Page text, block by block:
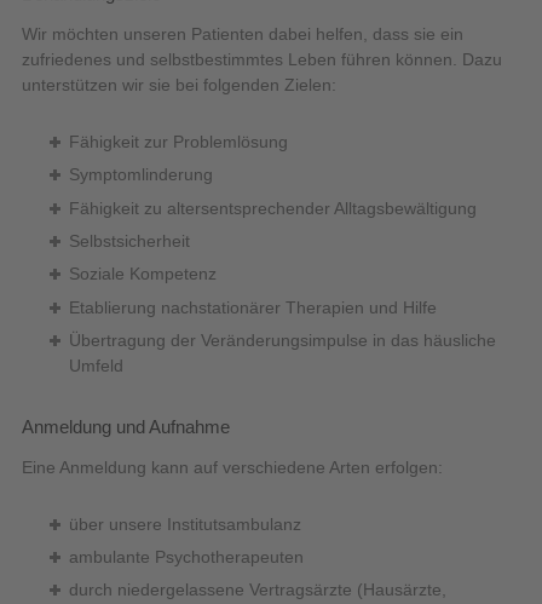
Wir möchten unseren Patienten dabei helfen, dass sie ein
zufriedenes und selbstbestimmtes Leben führen können. Dazu
unterstützen wir sie bei folgenden Zielen:
Fähigkeit zur Problemlösung
Symptomlinderung
Fähigkeit zu altersentsprechender Alltagsbewältigung
Selbstsicherheit
Soziale Kompetenz
Etablierung nachstationärer Therapien und Hilfe
Übertragung der Veränderungsimpulse in das häusliche
Umfeld
Anmeldung und Aufnahme
Eine Anmeldung kann auf verschiedene Arten erfolgen:
über unsere Institutsambulanz
ambulante Psychotherapeuten
durch niedergelassene Vertragsärzte (Hausärzte,